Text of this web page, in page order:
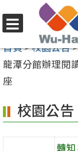
至
要
內
區
選
單
首頁>校園公告
龍潭分館辦理閱
座
校園公告
轉